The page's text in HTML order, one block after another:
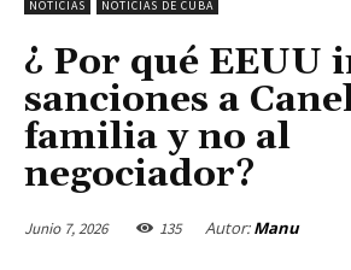
NOTICIAS NOTICIAS DE CUBA
¿ Por qué EEUU
sanciones a
familia y no al
negociador?
Junio 7, 2026 135 Autor: Manu